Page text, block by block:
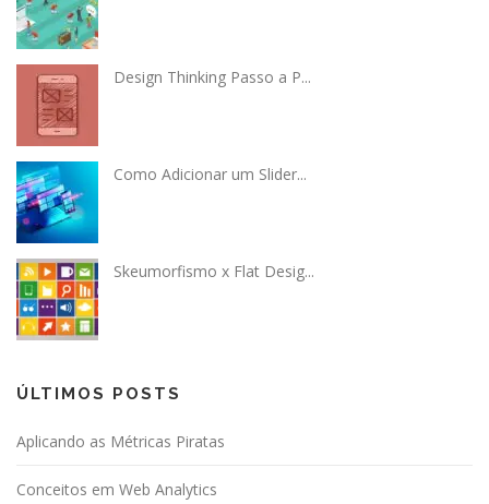
Design Thinking Passo a P...
Como Adicionar um Slider...
Skeumorfismo x Flat Desig...
ÚLTIMOS POSTS
Aplicando as Métricas Piratas
Conceitos em Web Analytics